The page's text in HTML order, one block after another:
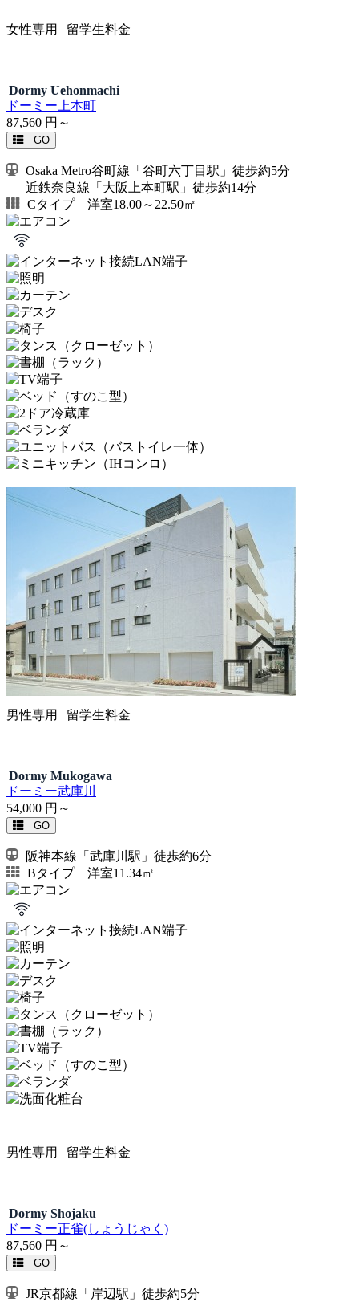
女性専用 留学生料金
Dormy Uehonmachi
ドーミー上本町
87,560 円～
GO
Osaka Metro谷町線「谷町六丁目駅」徒歩約5分
近鉄奈良線「大阪上本町駅」徒歩約14分
Cタイプ 洋室18.00～22.50㎡
男性専用 留学生料金
Dormy Mukogawa
ドーミー武庫川
54,000 円～
GO
阪神本線「武庫川駅」徒歩約6分
Bタイプ 洋室11.34㎡
男性専用 留学生料金
Dormy Shojaku
ドーミー正雀(しょうじゃく)
87,560 円～
GO
JR京都線「岸辺駅」徒歩約5分